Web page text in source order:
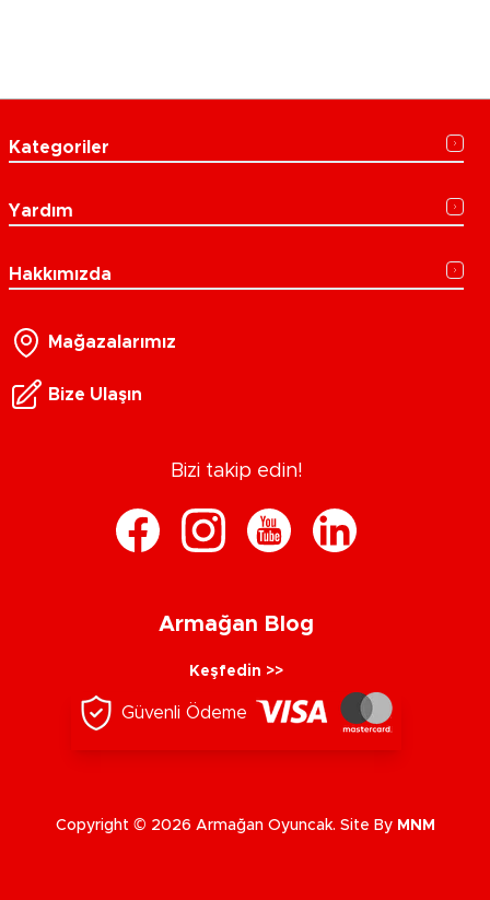
Kategoriler
Yardım
Hakkımızda
Mağazalarımız
Bize Ulaşın
Bizi takip edin!
Armağan Blog
Keşfedin >>
Güvenli Ödeme
Copyright © 2026 Armağan Oyuncak. Site By MNM